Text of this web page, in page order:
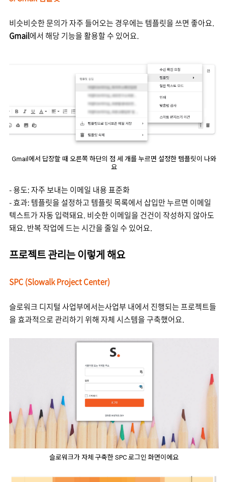
비슷비슷한 문의가 자주 들어오는 경우에는 템플릿을 쓰면 좋아요.
Gmail에서 해당 기능을 활용할 수 있어요.
Gmail에서 답장할 때 오른쪽 하단의 점 세 개를 누르면 설정한 템플릿이 나와
요
- 용도: 자주 보내는 이메일 내용 표준화
- 효과: 템플릿을 설정하고 템플릿 목록에서 삽입만 누르면 이메일
텍스트가 자동 입력돼요. 비슷한 이메일을 건건이 작성하지 않아도
돼요. 반복 작업에 드는 시간을 줄일 수 있어요.
프로젝트 관리는 이렇게 해요
SPC (Slowalk Project Center)
슬로워크 디지털 사업부에서는사업부 내에서 진행되는 프로젝트들
을 효과적으로 관리하기 위해 자체 시스템을 구축했어요.
슬로워크가 자체 구축한 SPC 로그인 화면이에요